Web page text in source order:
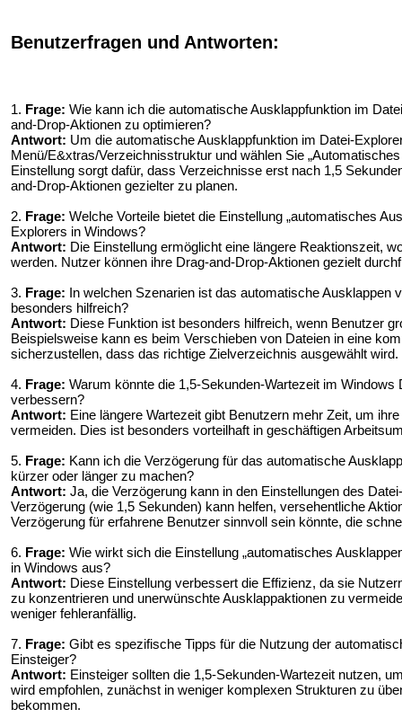
Benutzerfragen und Antworten:
1. Frage: Wie kann ich die automatische Ausklappfunktion im
and-Drop-Aktionen zu optimieren?
Antwort: Um die automatische Ausklappfunktion im Datei-
Menü/E&xtras/Verzeichnisstruktur und wählen Sie
Einstellung sorgt dafür, dass Verzeichnisse erst nach 1,5
and-Drop-Aktionen gezielter zu planen.
2. Frage: Welche Vorteile bietet die Einstellung „automatisches
Explorers in Windows?
Antwort: Die Einstellung ermöglicht eine längere Reaktionszeit,
werden. Nutzer können ihre Drag-and-Drop-Aktionen gezielt
3. Frage: In welchen Szenarien ist das automatische
besonders hilfreich?
Antwort: Diese Funktion ist besonders hilfreich, wenn Benutzer
Beispielsweise kann es beim Verschieben von Dateien in eine
sicherzustellen, dass das richtige Zielverzeichnis ausgewählt wird.
4. Frage: Warum könnte die 1,5-Sekunden-Wartezeit im
verbessern?
Antwort: Eine längere Wartezeit gibt Benutzern mehr Zeit, um
vermeiden. Dies ist besonders vorteilhaft in geschäftigen
5. Frage: Kann ich die Verzögerung für das automatische
kürzer oder länger zu machen?
Antwort: Ja, die Verzögerung kann in den Einstellungen des
Verzögerung (wie 1,5 Sekunden) kann helfen, versehentliche
Verzögerung für erfahrene Benutzer sinnvoll sein könnte, die
6. Frage: Wie wirkt sich die Einstellung „automatisches
in Windows aus?
Antwort: Diese Einstellung verbessert die Effizienz, da sie
zu konzentrieren und unerwünschte Ausklappaktionen zu
weniger fehleranfällig.
7. Frage: Gibt es spezifische Tipps für die Nutzung der
Einsteiger?
Antwort: Einsteiger sollten die 1,5-Sekunden-Wartezeit nutzen,
wird empfohlen, zunächst in weniger komplexen Strukturen zu
bekommen.